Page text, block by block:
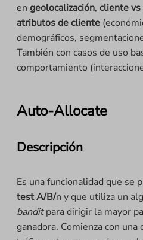
en geolocalización, cliente
atributos de cliente
demográficos,
También con casos de uso
comportamiento
Auto-Allocate
Descripción
Es una funcionalidad que se
test A/B/n y que utiliza un
banditpara dirigir la mayor
ganadora. Comienza con